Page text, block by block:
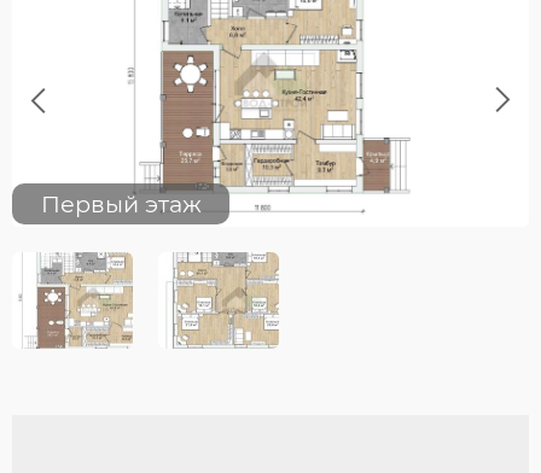
Previous
Первый этаж
Next